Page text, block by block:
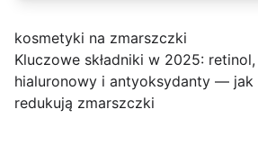
kosmetyki na zmarszczki
Kluczowe składniki w 2025:
hialuronowy i antyoksydanty — jak
redukują zmarszczki